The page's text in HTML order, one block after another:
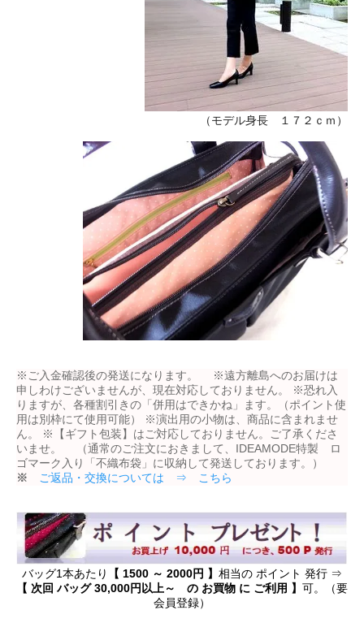
（モデル身長 １７２ｃｍ）
※ご入金確認後の発送になります。 ※遠方離島へのお届けは
申しわけございませんが、現在対応しておりません。 ※恐れ入
りますが、各種割引きの「併用はできかね」ます。（ポイント使
用は別枠にて使用可能） ※演出用の小物は、商品に含まれませ
ん。 ※【ギフト包装】はご対応しておりません。ご了承くださ
いませ。 （通常のご注文におきまして、IDEAMODE特製 ロ
ゴマーク入り「不織布袋」に収納して発送しております。）
※
ご返品・交換については ⇒ こちら
バッグ1本あたり 【 1500 ～ 2000円 】 相当の ポイント 発行 ⇒
【 次回 バッグ 30,000円以上～ の お買物 に ご利用 】 可。（要
会員登録）